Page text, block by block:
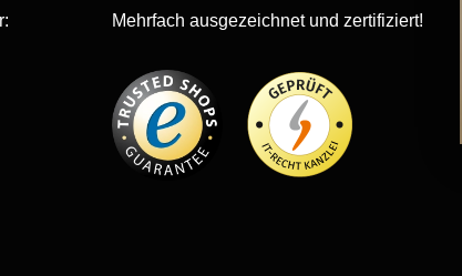
Mehrfach ausgezeichnet und zertifiziert!